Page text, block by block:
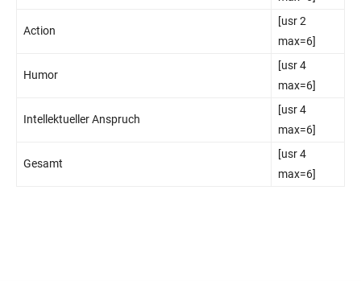
Action
[usr 2
max=6]
Humor
[usr 4
max=6]
Intellektueller Anspruch
[usr 4
max=6]
Gesamt
[usr 4
max=6]